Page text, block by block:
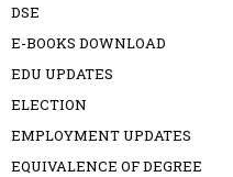
DSE
E-BOOKS DOWNLOAD
EDU UPDATES
ELECTION
EMPLOYMENT UPDATES
EQUIVALENCE OF DEGREE